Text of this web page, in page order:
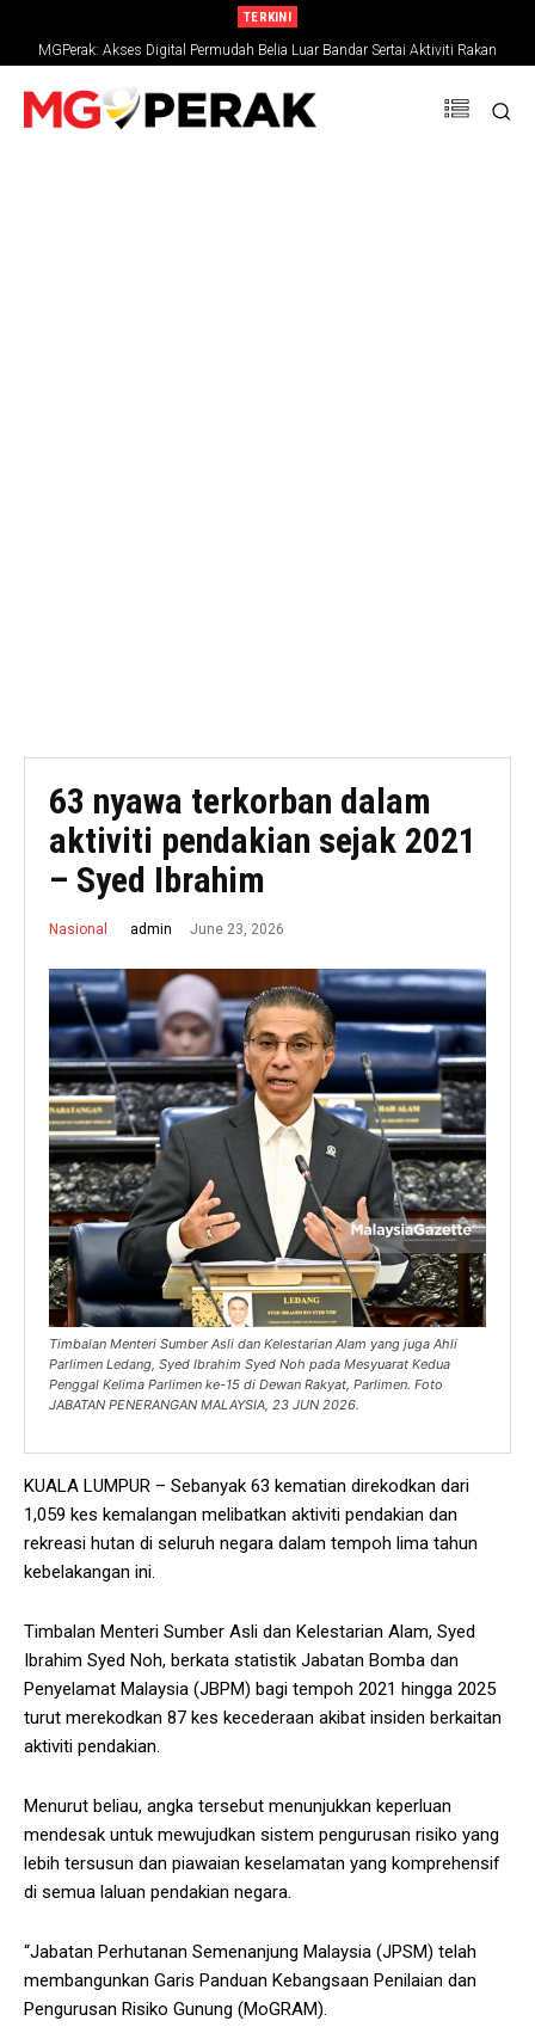
TERKINI
MGPerak: Akses Digital Permudah Belia Luar Bandar Sertai Aktiviti Rakan
Muda
Belia ejen perubahan masa kini, penentu hala tuju negara
63 nyawa terkorban dalam
aktiviti pendakian sejak 2021
– Syed Ibrahim
Nasional admin June 23, 2026
Timbalan Menteri Sumber Asli dan Kelestarian Alam yang juga Ahli
Parlimen Ledang, Syed Ibrahim Syed Noh pada Mesyuarat Kedua
Penggal Kelima Parlimen ke-15 di Dewan Rakyat, Parlimen. Foto
JABATAN PENERANGAN MALAYSIA, 23 JUN 2026.
KUALA LUMPUR – Sebanyak 63 kematian direkodkan dari
1,059 kes kemalangan melibatkan aktiviti pendakian dan
rekreasi hutan di seluruh negara dalam tempoh lima tahun
kebelakangan ini.
Timbalan Menteri Sumber Asli dan Kelestarian Alam, Syed
Ibrahim Syed Noh, berkata statistik Jabatan Bomba dan
Penyelamat Malaysia (JBPM) bagi tempoh 2021 hingga 2025
turut merekodkan 87 kes kecederaan akibat insiden berkaitan
aktiviti pendakian.
Menurut beliau, angka tersebut menunjukkan keperluan
mendesak untuk mewujudkan sistem pengurusan risiko yang
lebih tersusun dan piawaian keselamatan yang komprehensif
di semua laluan pendakian negara.
“Jabatan Perhutanan Semenanjung Malaysia (JPSM) telah
membangunkan Garis Panduan Kebangsaan Penilaian dan
Pengurusan Risiko Gunung (MoGRAM).